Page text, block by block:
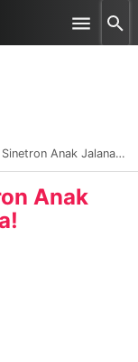
Jalanan? Ini Jawabannya!
Anak